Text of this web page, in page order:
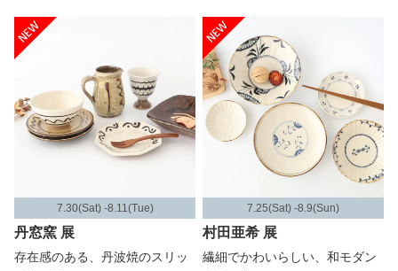
7.30(Sat) -8.11(Tue)
丹窓窯 展
存在感のある、丹波焼のスリッ
7.25(Sat) -8.9(Sun)
村田亜希 展
繊細でかわいらしい、和モダン